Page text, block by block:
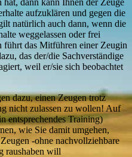
hat, dann kann Ihnen der Zeuge
aufzuklären und gegen die
natürlich auch dann, wenn die
weggelassen oder frei
führt das Mitführen einer Zeugin
das der/die Sachverständige
weil er/sie sich beobachtet
dazu, einen Zeugen trotz
nicht zulassen zu wollen! Auf
entsprechendes Training)
wie Sie damit umgehen,
-ohne nachvollziehbare
raushaben will